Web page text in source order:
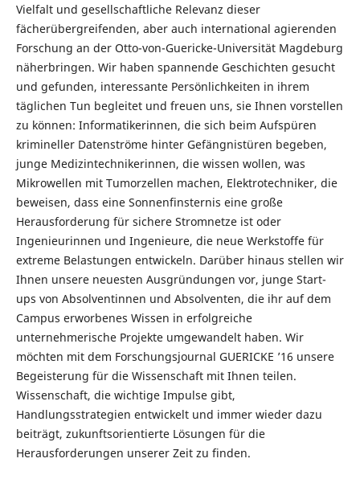
Vielfalt und gesellschaftliche Relevanz dieser
fächerübergreifenden, aber auch international agierenden
Forschung an der Otto-von-Guericke-Universität Magdeburg
näherbringen. Wir haben spannende Geschichten gesucht
und gefunden, interessante Persönlichkeiten in ihrem
täglichen Tun begleitet und freuen uns, sie Ihnen vorstellen
zu können: Informatikerinnen, die sich beim Aufspüren
krimineller Datenströme hinter Gefängnistüren begeben,
junge Medizintechnikerinnen, die wissen wollen, was
Mikrowellen mit Tumorzellen machen, Elektrotechniker, die
beweisen, dass eine Sonnenfinsternis eine große
Herausforderung für sichere Stromnetze ist oder
Ingenieurinnen und Ingenieure, die neue Werkstoffe für
extreme Belastungen entwickeln. Darüber hinaus stellen wir
Ihnen unsere neuesten Ausgründungen vor, junge Start-
ups von Absolventinnen und Absolventen, die ihr auf dem
Campus erworbenes Wissen in erfolgreiche
unternehmerische Projekte umgewandelt haben. Wir
möchten mit dem Forschungsjournal GUERICKE ’16 unsere
Begeisterung für die Wissenschaft mit Ihnen teilen.
Wissenschaft, die wichtige Impulse gibt,
Handlungsstrategien entwickelt und immer wieder dazu
beiträgt, zukunftsorientierte Lösungen für die
Herausforderungen unserer Zeit zu finden.